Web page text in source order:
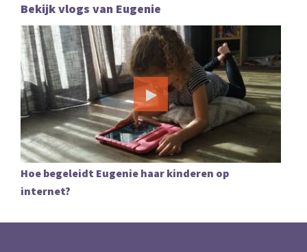
Bekijk vlogs van Eugenie
Hoe begeleidt Eugenie haar kinderen op
internet?